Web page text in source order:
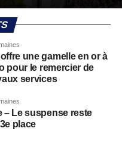
une gamelle en or à
pour le remercier de
services
– Le suspense reste
place